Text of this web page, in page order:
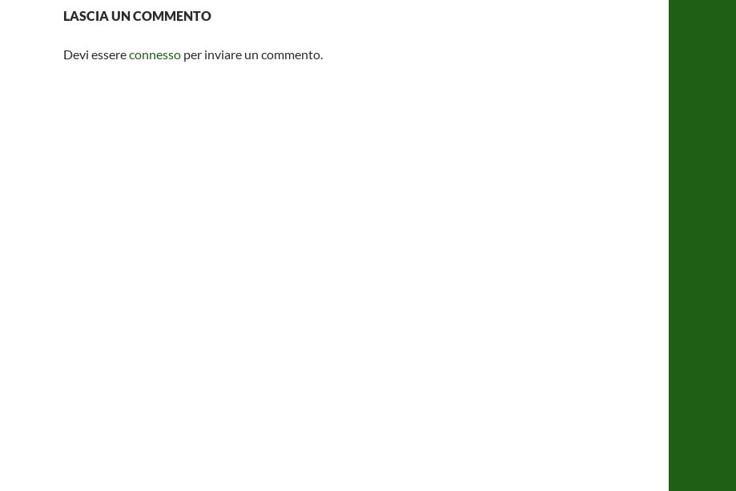
o
k
p
p
er
LASCIA UN COMMENTO
Devi essereconnesso per inviare un commento.